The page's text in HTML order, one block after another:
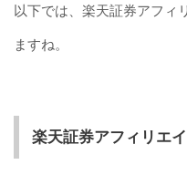
以下では、楽天証券アフィ
ますね。
楽天証券アフィリエ